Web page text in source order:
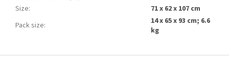
Size:
71 x 62 x 107 cm
Pack size:
14 x 65 x 93 cm; 6.6
kg